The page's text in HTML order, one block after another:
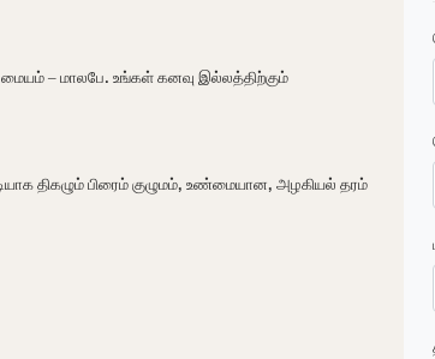
– மாலபே. உங்கள் கனவு இல்லத்திற்கும்
திகழும் பிரைம் குழுமம், உண்மையான, அழகியல் தரம்